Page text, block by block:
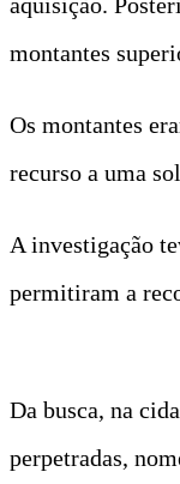
montantes
Os montantes
recurso a uma
A investigação
permitiram a
Da busca, na
perpetradas,